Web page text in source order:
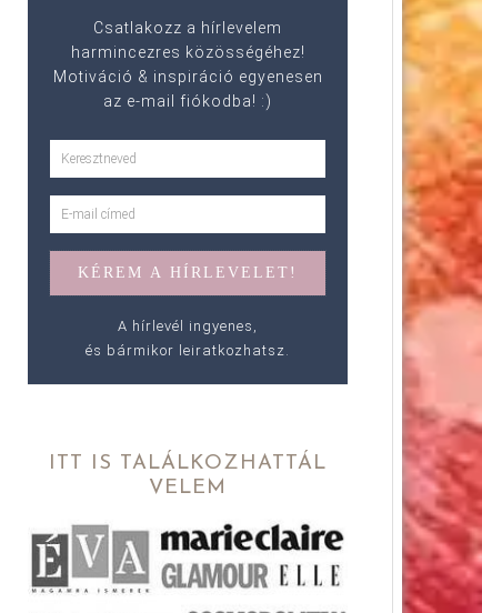
Csatlakozz a hírlevelem
harmincezres közösségéhez!
Motiváció & inspiráció egyenesen
az e-mail fiókodba! :)
A hírlevél ingyenes,
és bármikor leiratkozhatsz.
ITT IS TALÁLKOZHATTÁL
VELEM